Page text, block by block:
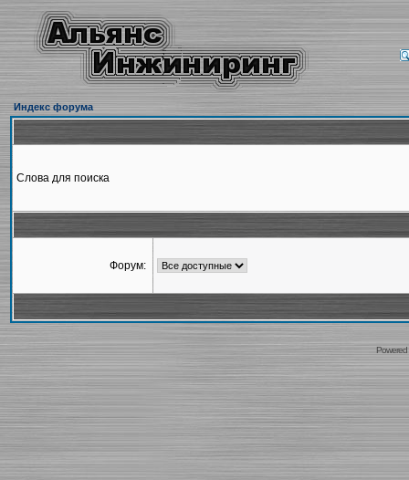
Индекс форума
Слова для поиска
Форум: